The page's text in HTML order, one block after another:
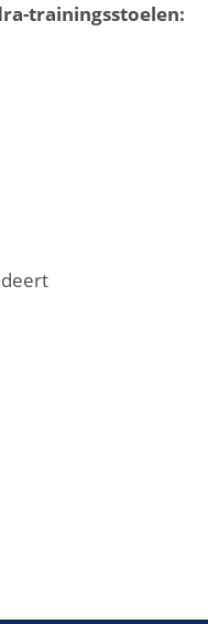
trainingsstoelen: